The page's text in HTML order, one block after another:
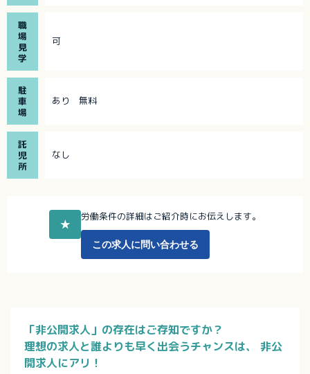
職
場
見
学
可
駐
車
場
あり 無料
託
児
所
なし
★
労働条件の詳細はご紹介時にお伝えします。
この求人に問い合わせる
「非公開求人」の存在はご存知ですか？
理想の求人と誰よりも早く出会うチャンスは、
非公
開求人にアリ！